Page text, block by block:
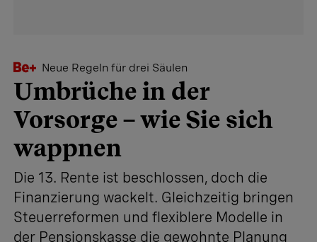
Neue Regeln für drei Säulen
Umbrüche in der
Vorsorge – wie Sie sich
wappnen
Die 13. Rente ist beschlossen, doch die
Finanzierung wackelt. Gleichzeitig bringen
Steuerreformen und flexiblere Modelle in
der Pensionskasse die gewohnte Planung